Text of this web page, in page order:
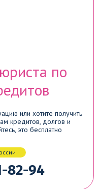
по
или хотите получить
кредитов, долгов и
это бесплатно
82-94